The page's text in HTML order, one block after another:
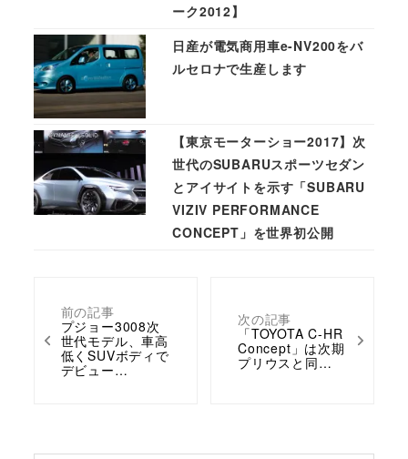
前の記事
プジョー3008次
世代モデル、車高
低くSUVボディで
デビュー…
次の記事
「TOYOTA C-HR
Concept」は次期
プリウスと同…
ーク2012】
日産が電気商用車e-NV200をバ
ルセロナで生産します
【東京モーターショー2017】次
世代のSUBARUスポーツセダン
とアイサイトを示す「SUBARU
VIZIV PERFORMANCE
CONCEPT」を世界初公開